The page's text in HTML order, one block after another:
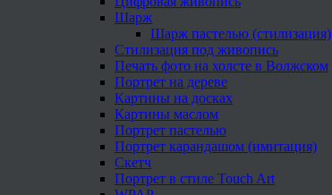
Шарж
Шарж пастелью (стилизация)
Стилизация под живопись
Печать фото на холсте в Волжском
Портрет на дереве
Картины на досках
Картины маслом
Портрет пастелью
Портрет карандашом (имитация)
Скетч
Портрет в стиле Touch Art